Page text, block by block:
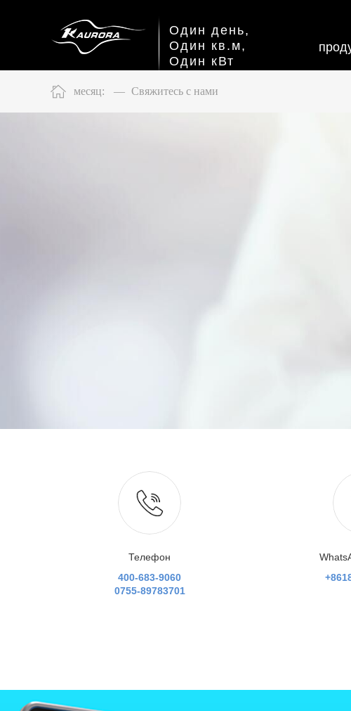
Один день,
Один кв.м,
Один кВт
месяц: — Свяжитесь с нами
Телефон
400-683-9060
0755-89783701